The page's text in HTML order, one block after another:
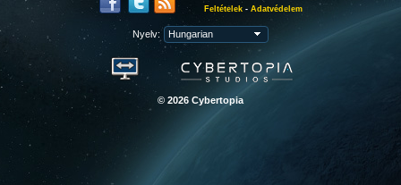
Feltételek- Adatvédelem
Nyelv:
© 2026 Cybertopia